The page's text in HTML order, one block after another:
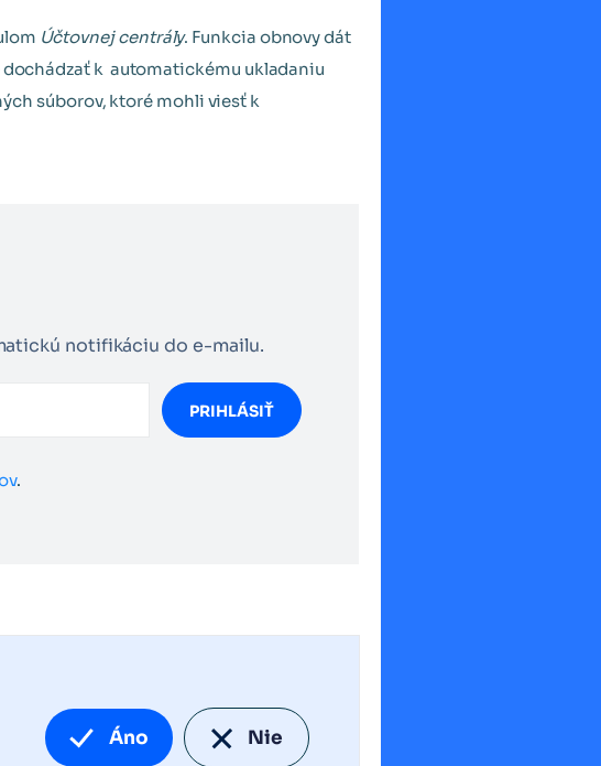
Účtovnej centrály. Funkcia obnovy dát
dochádzať k automatickému ukladaniu
súborov, ktoré mohli viesť k
notifikáciu do e-mailu.
PRIHLÁSIŤ
.
Áno Nie